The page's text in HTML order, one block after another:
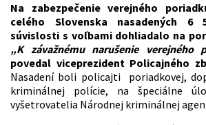
Na zabezpečenie verejného
celého Slovenska nasadených 6
súvislosti s voľbami dohliadalo na
„K závažnému narušenie verejného
povedal viceprezident Policajného
Nasadení boli policajti poriadkovej,
kriminálnej polície, na špeciálne
vyšetrovatelia Národnej kriminálnej